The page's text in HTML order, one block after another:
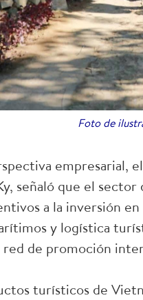
Foto de
empresarial,
señaló que el
a la inversión
y logística
de promoción
turísticos de